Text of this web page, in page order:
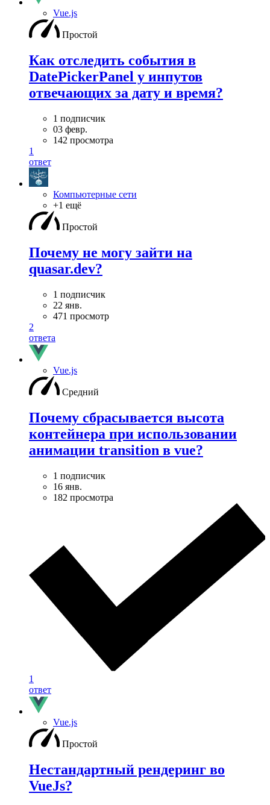
Vue.js
Простой
Как отследить события в
DatePickerPanel у инпутов
отвечающих за дату и время?
1 подписчик
03 февр.
142 просмотра
1
ответ
Компьютерные сети
+1 ещё
Простой
Почему не могу зайти на
quasar.dev?
1 подписчик
22 янв.
471 просмотр
2
ответа
Vue.js
Средний
Почему сбрасывается высота
контейнера при использовании
анимации transition в vue?
1 подписчик
16 янв.
182 просмотра
1
ответ
Vue.js
Простой
Нестандартный рендеринг во
VueJs?